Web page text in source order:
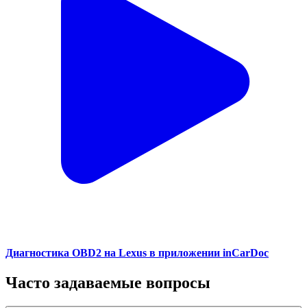
Диагностика OBD2 на Lexus в приложении inCarDoc
Часто задаваемые вопросы